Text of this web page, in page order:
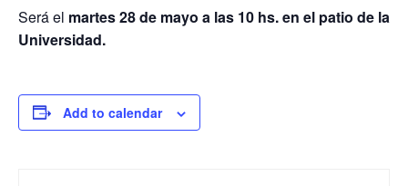
Será el martes 28 de mayo a las 10 hs. en el patio de la
Universidad.
Add to calendar